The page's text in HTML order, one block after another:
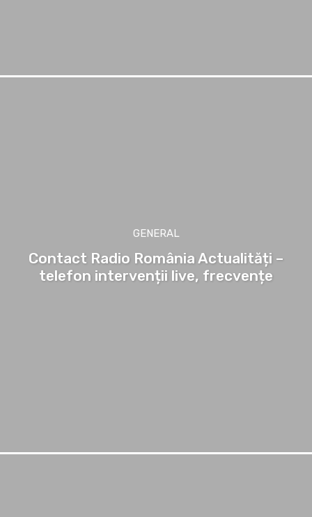
GENERAL
Contact Radio România Actualități –
telefon intervenții live, frecvențe